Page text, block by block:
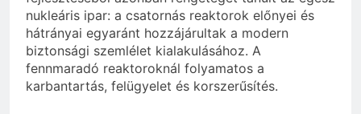
nukleáris ipar: a csatornás reaktorok előnyei és
hátrányai egyaránt hozzájárultak a modern
biztonsági szemlélet kialakulásához. A
fennmaradó reaktoroknál folyamatos a
karbantartás, felügyelet és korszerűsítés.